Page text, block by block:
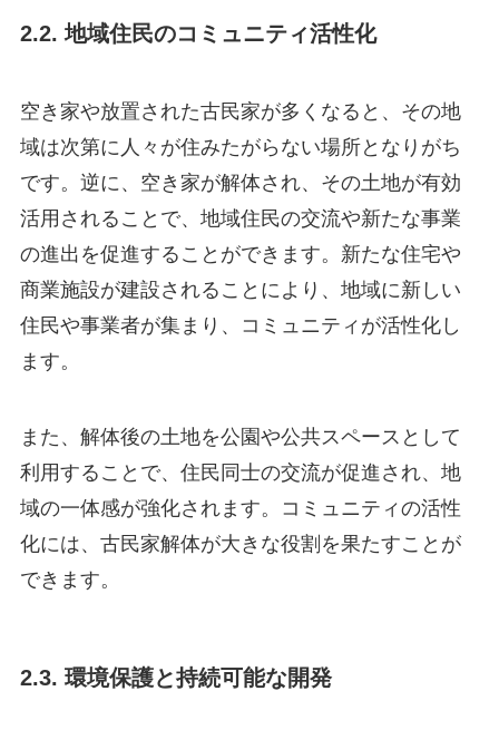
2.2. 地域住民のコミュニティ活性化
空き家や放置された古民家が多くなると、その地
域は次第に人々が住みたがらない場所となりがち
です。逆に、空き家が解体され、その土地が有効
活用されることで、地域住民の交流や新たな事業
の進出を促進することができます。新たな住宅や
商業施設が建設されることにより、地域に新しい
住民や事業者が集まり、コミュニティが活性化し
ます。
また、解体後の土地を公園や公共スペースとして
利用することで、住民同士の交流が促進され、地
域の一体感が強化されます。コミュニティの活性
化には、古民家解体が大きな役割を果たすことが
できます。
2.3. 環境保護と持続可能な開発